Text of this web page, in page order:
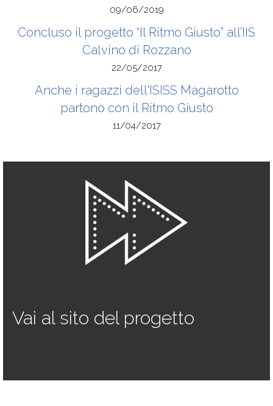
09/06/2019
Concluso il progetto “Il Ritmo Giusto” all’IIS
Calvino di Rozzano
22/05/2017
Anche i ragazzi dell'ISISS Magarotto
partono con il Ritmo Giusto
11/04/2017
Vai al sito del progetto